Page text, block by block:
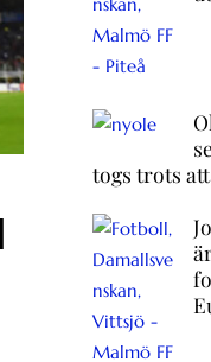
togs trots